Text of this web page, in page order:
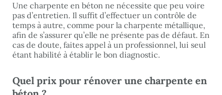
Une charpente en béton ne nécessite que peu voire
pas d’entretien. Il suffit d’effectuer un contrôle de
temps à autre, comme pour la charpente métallique,
afin de s’assurer qu’elle ne présente pas de défaut. En
cas de doute, faites appel à un professionnel, lui seul
étant habilité à établir le bon diagnostic.
Quel prix pour rénover une charpente en